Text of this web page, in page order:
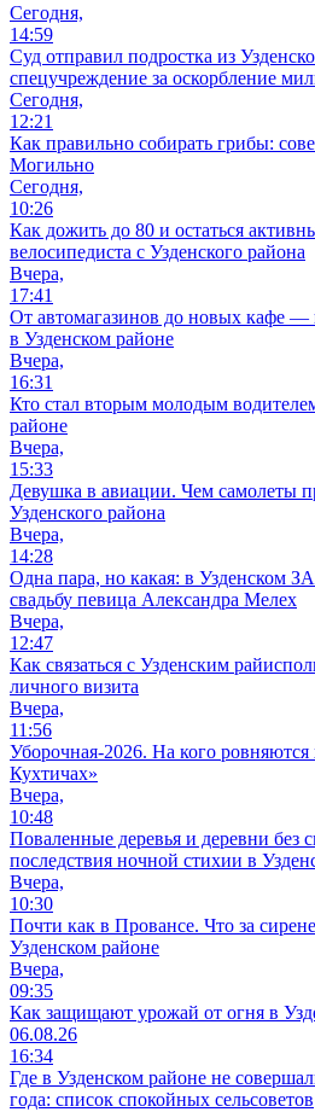
Сегодня,
14:59
Суд отправил подростка из
спецучреждение за оскорбление
Сегодня,
12:21
Как правильно собирать грибы:
Могильно
Сегодня,
10:26
Как дожить до 80 и остаться
велосипедиста с Узденского района
Вчера,
17:41
От автомагазинов до новых кафе —
в Узденском районе
Вчера,
16:31
Кто стал вторым молодым
районе
Вчера,
15:33
Девушка в авиации. Чем самолеты
Узденского района
Вчера,
14:28
Одна пара, но какая: в Узденском
свадьбу певица Александра Мелех
Вчера,
12:47
Как связаться с Узденским
личного визита
Вчера,
11:56
Уборочная-2026. На кого
Кухтичах»
Вчера,
10:48
Поваленные деревья и деревни без
последствия ночной стихии в
Вчера,
10:30
Почти как в Провансе. Что за
Узденском районе
Вчера,
09:35
Как защищают урожай от огня в
06.08.26
16:34
Где в Узденском районе не
года: список спокойных сельсоветов